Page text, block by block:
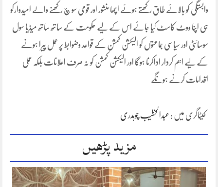
وابستگی کو بالائے طاق رکھتے ہوئے اچھا منشور اور قومی سو چ رکھنے والے امیدوارکو
ہی اپنا ووٹ کاسٹ کیا جائے اس کے لیے حکومت کے ساتھ ساتھ میڈیا سول
سوسائٹی اور سیاسی جماعتوں کو الیکشن کمشن کے قواعد وضوابط پر عمل پیرا ہونے
کے لیے اہم کردار اداکرنا ہوگا اور الیکشن کمشن کو نہ صرف اعلانات بلکہ عملی
اقدامات کرنے ہونگے
کیٹاگری میں : عبدالخطیب چوہدری
مزید پڑھیں